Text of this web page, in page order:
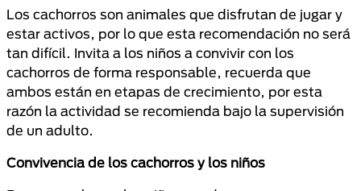
Los cachorros son animales que disfrutan de jugar y
estar activos, por lo que esta recomendación no será
tan difícil. Invita a los niños a convivir con los
cachorros de forma responsable, recuerda que
ambos están en etapas de crecimiento, por esta
razón la actividad se recomienda bajo la supervisión
de un adulto.
Convivencia de los cachorros y los niños